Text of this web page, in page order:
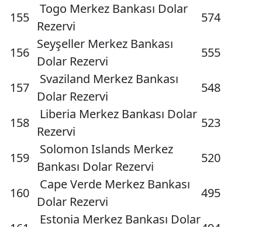
155
Togo Merkez Bankası Dolar
Rezervi
574
156
Seyşeller Merkez Bankası
Dolar Rezervi
555
157
Svaziland Merkez Bankası
Dolar Rezervi
548
158
Liberia Merkez Bankası Dolar
Rezervi
523
159
Solomon Islands Merkez
Bankası Dolar Rezervi
520
160
Cape Verde Merkez Bankası
Dolar Rezervi
495
Estonia Merkez Bankası Dolar